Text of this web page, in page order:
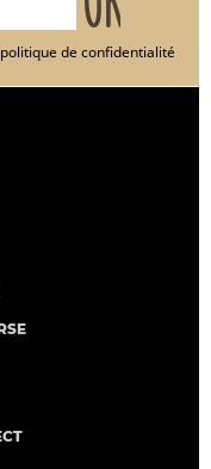
de confidentialité